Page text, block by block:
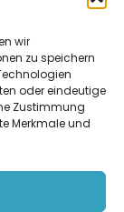
wir
zu speichern
oder eindeutige
Zustimmung
Merkmale und